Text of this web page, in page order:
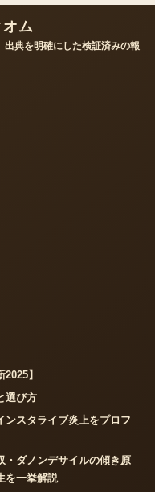
オム
典を明確にした検証済みの報
】
選び方
スタライブ炎上をプロフ
・ダノンデサイルの傾き原
を一挙解説